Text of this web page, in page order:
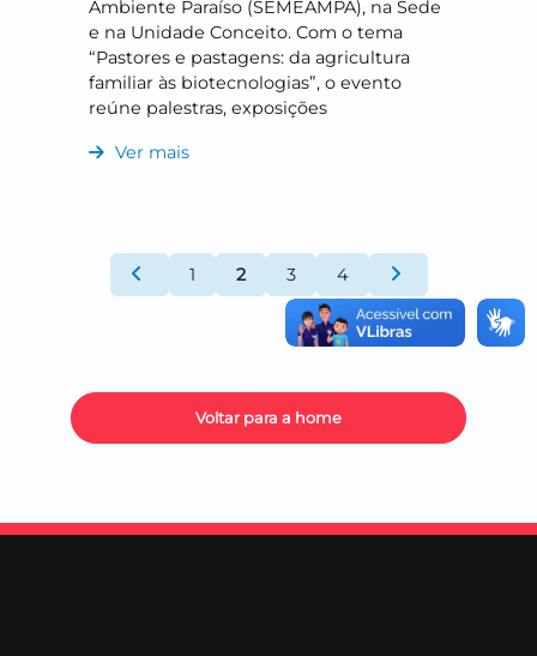
Ambiente Paraíso (SEMEAMPA), na Sede
e na Unidade Conceito. Com o tema
“Pastores e pastagens: da agricultura
familiar às biotecnologias”, o evento
reúne palestras, exposições
Ver mais
1 2 3 4
Voltar para a home